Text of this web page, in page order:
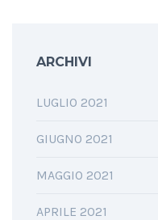
ARCHIVI
LUGLIO 2021
GIUGNO 2021
MAGGIO 2021
APRILE 2021